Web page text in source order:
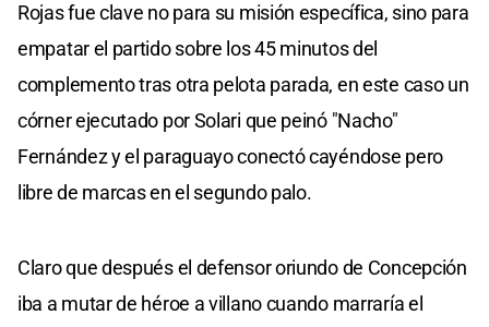
Rojas fue clave no para su misión específica, sino para
empatar el partido sobre los 45 minutos del
complemento tras otra pelota parada, en este caso un
córner ejecutado por Solari que peinó "Nacho"
Fernández y el paraguayo conectó cayéndose pero
libre de marcas en el segundo palo.
Claro que después el defensor oriundo de Concepción
iba a mutar de héroe a villano cuando marraría el